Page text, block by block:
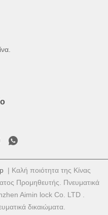
| Καλή ποιότητα της Κίνας
Προμηθευτής. Πνευματικά
Aimin lock Co. LTD .
δικαιώματα.